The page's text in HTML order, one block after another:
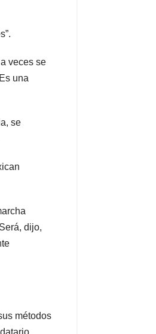
veces se
una
se
dijo,
métodos